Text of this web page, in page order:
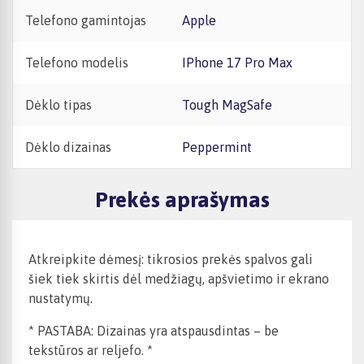
Telefono gamintojas Apple
Telefono modelis iPhone 17 Pro Max
Dėklo tipas Tough MagSafe
Dėklo dizainas Peppermint
Prekės aprašymas
Atkreipkite dėmesį: tikrosios prekės spalvos gali
šiek tiek skirtis dėl medžiagų, apšvietimo ir ekrano
nustatymų.
* PASTABA: Dizainas yra atspausdintas – be
tekstūros ar reljefo. *